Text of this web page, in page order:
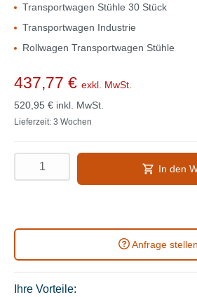
Transportwagen Stühle 30 Stück
Transportwagen Industrie
Rollwagen Transportwagen Stühle
437,77 € exkl. MwSt.
520,95 € inkl. MwSt.
Lieferzeit: 3 Wochen
In den
Anfrage stellen
Ihre Vorteile: